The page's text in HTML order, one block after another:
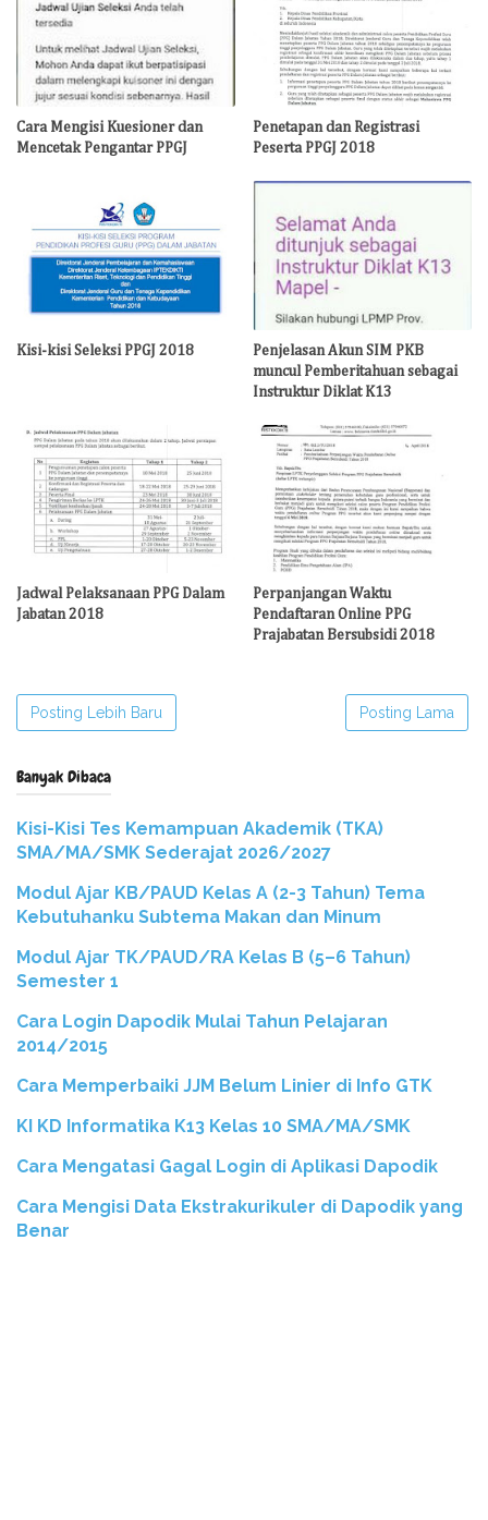
Cara Mengisi Kuesioner dan
Mencetak Pengantar PPGJ
Penetapan dan Registrasi
Peserta PPGJ 2018
Kisi-kisi Seleksi PPGJ 2018
Penjelasan Akun SIM PKB
muncul Pemberitahuan sebagai
Instruktur Diklat K13
Jadwal Pelaksanaan PPG Dalam
Jabatan 2018
Perpanjangan Waktu
Pendaftaran Online PPG
Prajabatan Bersubsidi 2018
Posting Lebih Baru Posting Lama
Banyak Dibaca
Kisi-Kisi Tes Kemampuan Akademik (TKA)
SMA/MA/SMK Sederajat 2026/2027
Modul Ajar KB/PAUD Kelas A (2-3 Tahun) Tema
Kebutuhanku Subtema Makan dan Minum
Modul Ajar TK/PAUD/RA Kelas B (5–6 Tahun)
Semester 1
Cara Login Dapodik Mulai Tahun Pelajaran
2014/2015
Cara Memperbaiki JJM Belum Linier di Info GTK
KI KD Informatika K13 Kelas 10 SMA/MA/SMK
Cara Mengatasi Gagal Login di Aplikasi Dapodik
Cara Mengisi Data Ekstrakurikuler di Dapodik yang
Benar